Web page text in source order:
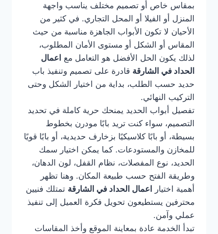
بمقاس خاص أو تصميم مختلف يناسب واجهة
المنزل أو الفيلا أو المحل التجاري. في كثير من
الأحيان لا تكون الأبواب الجاهزة مناسبة من حيث
المقاس أو الشكل أو مستوى الأمان المطلوب،
لذلك يكون الحل الأفضل هو التعامل مع اعمال
الحداد في الشارقة قادرة على تصميم وتنفيذ باب
حديد حسب الطلب، بداية من اختيار الشكل وحتى
التركيب النهائي.
تفصيل أبواب الحديد يمنحك حرية كاملة في تحديد
التصميم، سواء كنت تريد بابًا مودرن بخطوط
بسيطة، أو بابًا كلاسيكيًا بزخارف حديدية، أو بابًا قويًا
للمخازن والمستودعات. كما يمكن اختيار سمك
الحديد، نوع المفصلات، نظام القفل، لون الدهان،
وطريقة الفتح حسب طبيعة المكان. وهنا تظهر
أهمية اختيار
اعمال الحداد في الشارقة تمتلك فنيين
محترفين يستطيعون تحويل فكرة العميل إلى تنفيذ
عملي وآمن.
تبدأ الخدمة عادة بمعاينة الموقع وأخذ المقاسات